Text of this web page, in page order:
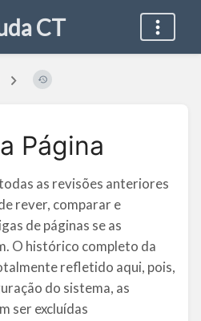
CT
Página
as revisões anteriores
rever, comparar e
de páginas se as
O histórico completo da
refletido aqui, pois,
do sistema, as
ser excluídas